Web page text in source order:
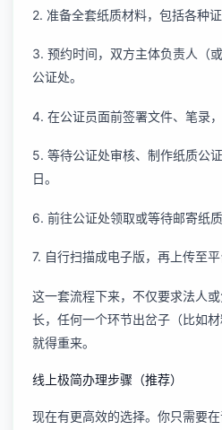
2. 准备全套纸质材料，包括各种
3. 预约时间，双方主体负责人（
公证处。
4. 在公证员面前签署文件、笔录
5. 等待公证处审核、制作纸质公
日。
6. 前往公证处领取或等待邮寄纸质
7. 自行扫描成电子版，再上传至平
这一套流程下来，不仅要求法人
长，任何一个环节出岔子（比如材
就得重来。
线上极简办理步骤（推荐）
现在有更高效的选择。你只需要在